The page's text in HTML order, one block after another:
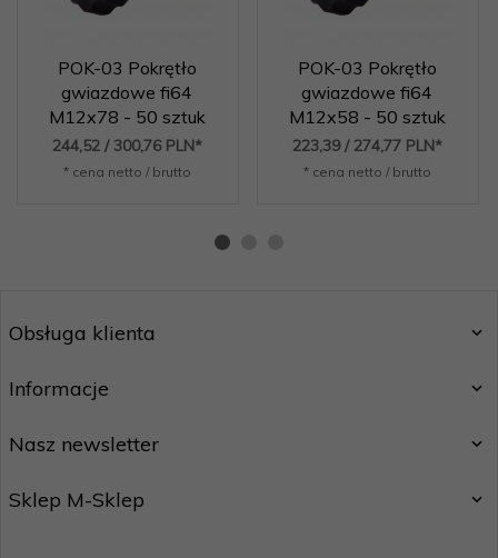
POK-03 Pokrętło
gwiazdowe fi64
M12x78 - 50 sztuk
244,52 / 300,76 PLN*
* cena netto / brutto
POK-03 Pokrętło
gwiazdowe fi64
M12x58 - 50 sztuk
223,39 / 274,77 PLN*
* cena netto / brutto
Obsługa klienta
Informacje
Nasz newsletter
Sklep M-Sklep